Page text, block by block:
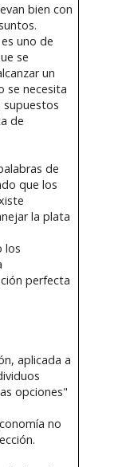
bien con
uno de
se
un
se necesita
supuestos
de
de
que los
la plata
los
perfecta
aplicada a
opciones"
no